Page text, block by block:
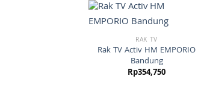
RAK TV
Rak TV Activ HM EMPORIO
Bandung
Rp354,750